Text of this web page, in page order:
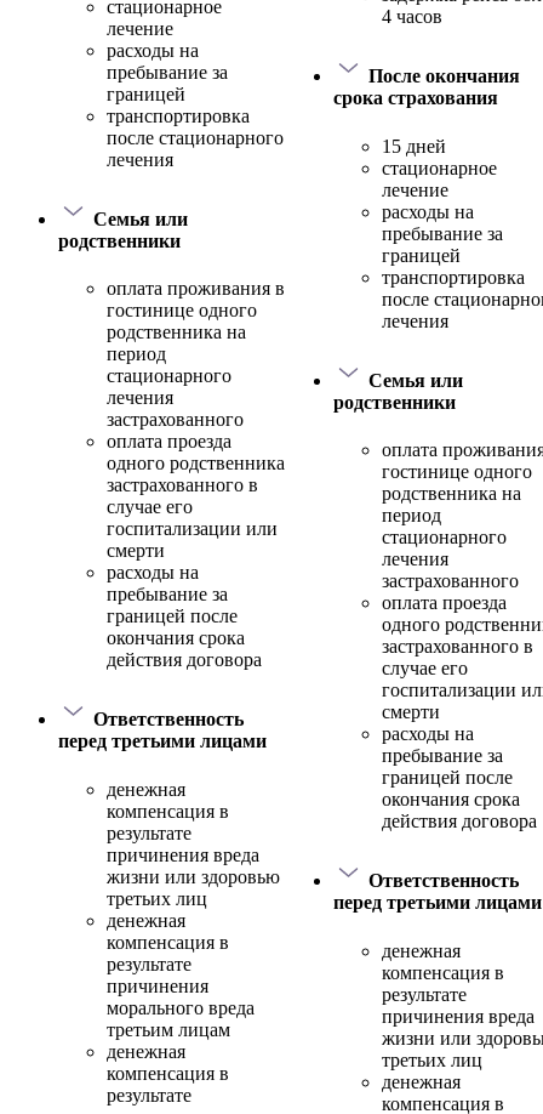
стационарное
лечение
расходы на
пребывание за
границей
транспортировка
после стационарного
лечения
Семья или
родственники
оплата проживания в
гостинице одного
родственника на
период
стационарного
лечения
застрахованного
оплата проезда
одного родственника
застрахованного в
случае его
госпитализации или
смерти
расходы на
пребывание за
границей после
окончания срока
действия договора
Ответственность
перед третьими лицами
денежная
компенсация в
результате
причинения вреда
жизни или здоровью
третьих лиц
денежная
компенсация в
результате
причинения
морального вреда
третьим лицам
денежная
компенсация в
результате
4 часов
После окончания
срока страхования
15 дней
стационарное
лечение
расходы на
пребывание за
границей
транспортировка
после
лечения
Семья или
родственники
оплата
гостинице одного
родственника на
период
стационарного
лечения
застрахованного
оплата проезда
одного
застрахованного в
случае его
госпитализации
смерти
расходы на
пребывание за
границей после
окончания срока
действия договора
Ответственность
перед третьими лицами
денежная
компенсация в
результате
причинения вреда
жизни или
третьих лиц
денежная
компенсация в